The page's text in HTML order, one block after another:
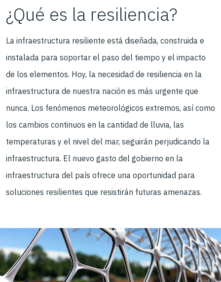
¿Qué es la resiliencia?
La infraestructura resiliente está diseñada, construida e
instalada para soportar el paso del tiempo y el impacto
de los elementos. Hoy, la necesidad de resiliencia en la
infraestructura de nuestra nación es más urgente que
nunca. Los fenómenos meteorológicos extremos, así como
los cambios continuos en la cantidad de lluvia, las
temperaturas y el nivel del mar, seguirán perjudicando la
infraestructura. El nuevo gasto del gobierno en la
infraestructura del país ofrece una oportunidad para
soluciones resilientes que resistirán futuras amenazas.